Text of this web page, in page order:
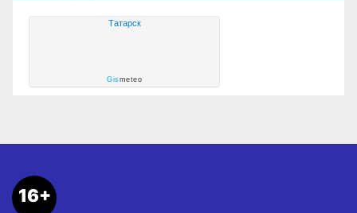
Татарск
Gismeteo
16+